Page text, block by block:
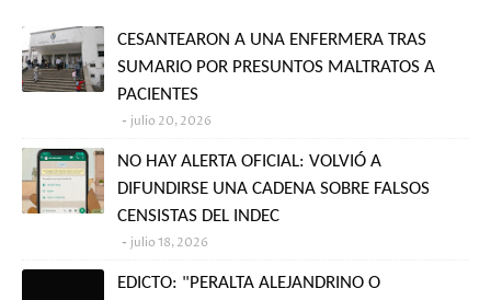
CESANTEARON A UNA ENFERMERA TRAS
SUMARIO POR PRESUNTOS MALTRATOS A
PACIENTES
julio 20, 2026
NO HAY ALERTA OFICIAL: VOLVIÓ A
DIFUNDIRSE UNA CADENA SOBRE FALSOS
CENSISTAS DEL INDEC
julio 18, 2026
EDICTO: "PERALTA ALEJANDRINO O